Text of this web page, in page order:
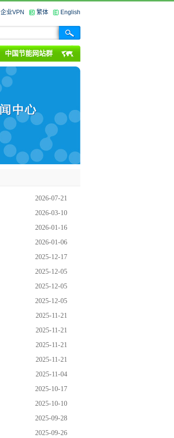
企业VPN 繁体 English
中国节能网站群
2026-07-21
2026-03-10
2026-01-16
2026-01-06
2025-12-17
2025-12-05
2025-12-05
2025-12-05
2025-11-21
2025-11-21
2025-11-21
2025-11-21
2025-11-04
2025-10-17
2025-10-10
2025-09-28
2025-09-26